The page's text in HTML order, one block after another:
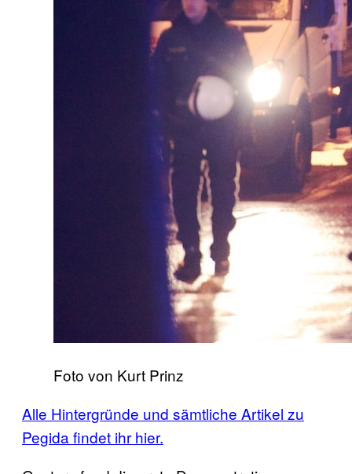
Foto von Kurt Prinz
Alle Hintergründe und sämtliche Artikel zu
Pegida findet ihr hier.